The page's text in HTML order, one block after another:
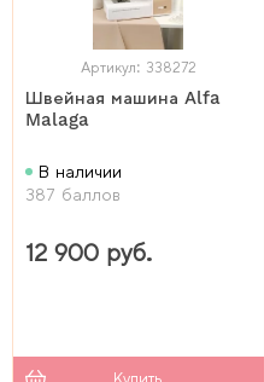
Артикул: 338272
Швейная машина Alfa
Malaga
В наличии
387 баллов
12 900 руб.